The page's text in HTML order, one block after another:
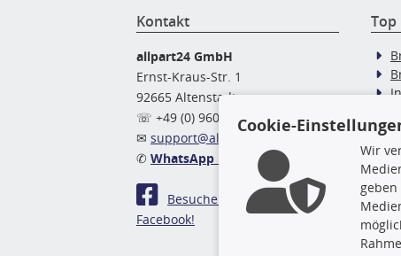
Kontakt
allpart24 GmbH
Ernst-Kraus-Str. 1
92665 Altenstadt
☏ +49 (0) 9602 / 9 42 49 46
✉ support@allpart24.de
✆ WhatsApp Nachricht
Besuchen Sie uns auf
Facebook!
Top
Cookie-
Wir